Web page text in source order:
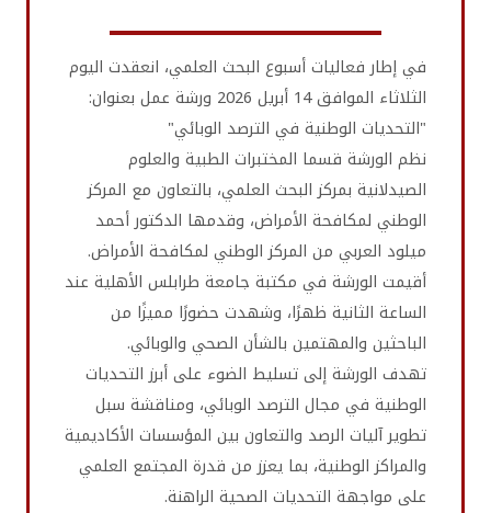
في إطار فعاليات أسبوع البحث العلمي، انعقدت اليوم
الثلاثاء الموافق 14 أبريل 2026 ورشة عمل بعنوان:
"التحديات الوطنية في الترصد الوبائي"
نظم الورشة قسما المختبرات الطبية والعلوم
الصيدلانية بمركز البحث العلمي، بالتعاون مع المركز
الوطني لمكافحة الأمراض، وقدمها الدكتور أحمد
ميلود العربي من المركز الوطني لمكافحة الأمراض.
أقيمت الورشة في مكتبة جامعة طرابلس الأهلية عند
الساعة الثانية ظهرًا، وشهدت حضورًا مميزًا من
الباحثين والمهتمين بالشأن الصحي والوبائي.
تهدف الورشة إلى تسليط الضوء على أبرز التحديات
الوطنية في مجال الترصد الوبائي، ومناقشة سبل
تطوير آليات الرصد والتعاون بين المؤسسات الأكاديمية
والمراكز الوطنية، بما يعزز من قدرة المجتمع العلمي
على مواجهة التحديات الصحية الراهنة.